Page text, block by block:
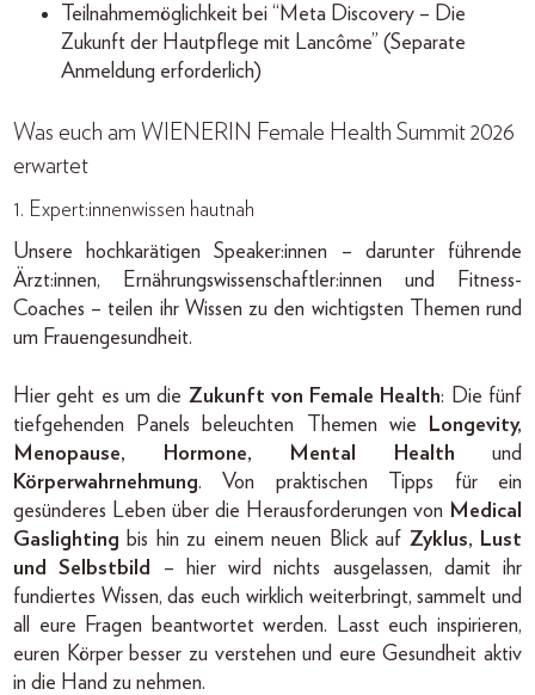
Teilnahmemöglichkeit bei “Meta Discovery – Die
Zukunft der Hautpflege mit Lancôme” (Separate
Anmeldung erforderlich)
Was euch am WIENERIN Female Health Summit 2026
erwartet
1. Expert:innenwissen hautnah
Unsere hochkarätigen Speaker:innen – darunter führende
Ärzt:innen, Ernährungswissenschaftler:innen und Fitness-
Coaches – teilen ihr Wissen zu den wichtigsten Themen rund
um Frauengesundheit.
Hier geht es um die Zukunft von Female Health: Die fünf
tiefgehenden Panels beleuchten Themen wie
Longevity,
Menopause, Hormone, Mental Health und
Körperwahrnehmung. Von praktischen Tipps für ein
gesünderes Leben über die Herausforderungen von Medical
Gaslighting bis hin zu einem neuen Blick auf Zyklus, Lust
und Selbstbild
– hier wird nichts ausgelassen, damit ihr
fundiertes Wissen, das euch wirklich weiterbringt, sammelt und
all eure Fragen beantwortet werden. Lasst euch inspirieren,
euren Körper besser zu verstehen und eure Gesundheit aktiv
in die Hand zu nehmen.